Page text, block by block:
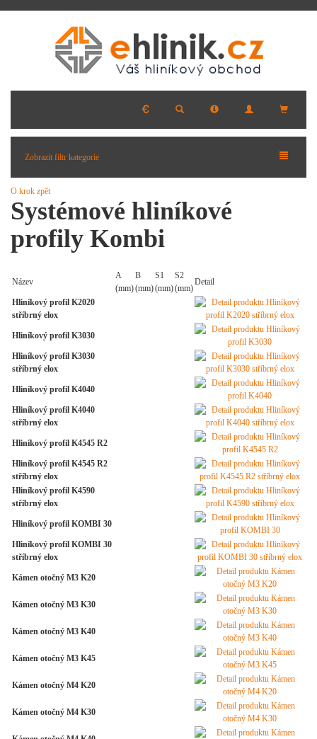
Zobrazit filtr kategorie
O krok zpět
Systémové hliníkové
profily Kombi
Název
A
(mm)
B
(mm)
S1
(mm)
S2
(mm)
Detail
Hliníkový profil K2020
stříbrný elox
Hliníkový profil K3030
Hliníkový profil K3030
stříbrný elox
Hliníkový profil K4040
Hliníkový profil K4040
stříbrný elox
Hliníkový profil K4545 R2
Hliníkový profil K4545 R2
stříbrný elox
Hliníkový profil K4590
stříbrný elox
Hliníkový profil KOMBI 30
Hliníkový profil KOMBI 30
stříbrný elox
Kámen otočný M3 K20
Kámen otočný M3 K30
Kámen otočný M3 K40
Kámen otočný M3 K45
Kámen otočný M4 K20
Kámen otočný M4 K30